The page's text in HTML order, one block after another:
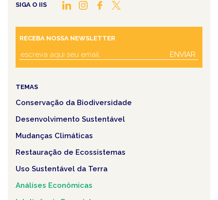
SIGA O IIS
RECEBA NOSSA NEWSLETTER
ENVIAR
TEMAS
Conservação da Biodiversidade
Desenvolvimento Sustentável
Mudanças Climáticas
Restauração de Ecossistemas
Uso Sustentável da Terra
Análises Econômicas